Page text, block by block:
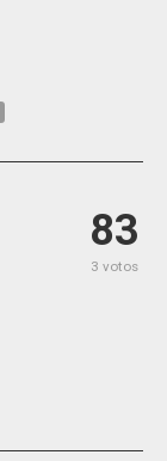
83
3 votos